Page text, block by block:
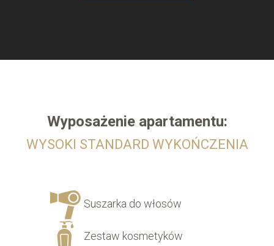
Wyposażenie apartamentu:
WYSOKI STANDARD WYKOŃCZENIA
Suszarka do włosów
Zestaw kosmetyków